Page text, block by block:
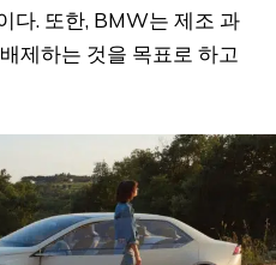
다. 또한, BMW는 제조 과
제하는 것을 목표로 하고